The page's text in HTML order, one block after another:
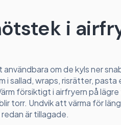
i
om de kyls ner
i sallad, wraps, risrätter, pasta
försiktigt i airfryern på
torr. Undvik att värma för
är tillagade.